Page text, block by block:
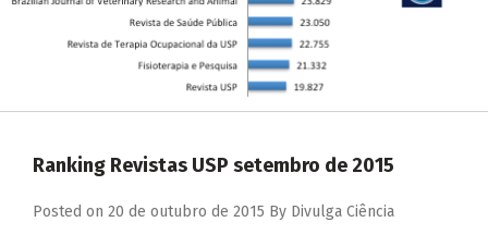
Ranking Revistas USP setembro de 2015
Posted on 20 de outubro de 2015 By Divulga Ciência